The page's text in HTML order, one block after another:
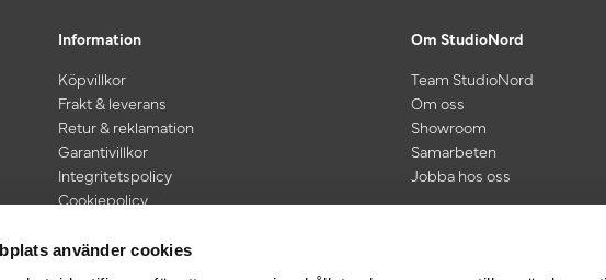
använder cookies
Information
Köpvillkor
Frakt & leverans
Retur & reklamation
Garantivillkor
Integritetspolicy
Cookiepolicy
Om StudioNord
Team StudioNord
Om oss
Showroom
Samarbeten
Jobba hos oss